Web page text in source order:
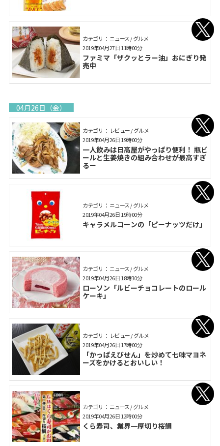
カテゴリ： ニュース / グルメ
ファミマ「ザクッとラー油」おにぎり発
売中
2019年04月27日 11時00分
04月26日（金）
カテゴリ： レビュー / グルメ
一人飲みは日高屋がやっぱり便利！ 瓶ビ
ールと生姜焼きの組み合わせが最高すぎ
るー
2019年04月26日 19時00分
カテゴリ： ニュース / グルメ
キャラメルコーンの「ピーナッツだけ」
2019年04月26日 19時00分
カテゴリ： ニュース / グルメ
ローソン「ルビーチョコレートのロール
ケーキ」
2019年04月26日 18時30分
カテゴリ： レビュー / グルメ
「かっぱえびせん」を炒めて七味マヨネ
ーズをかけるとおいしい！
2019年04月26日 17時00分
カテゴリ： ニュース / グルメ
くら寿司、業界一厚切り桜鯛
2019年04月26日 12時00分